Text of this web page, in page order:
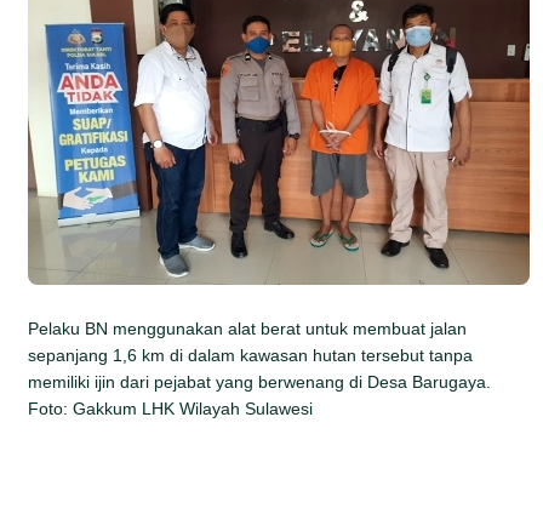
Pelaku BN menggunakan alat berat untuk membuat jalan
sepanjang 1,6 km di dalam kawasan hutan tersebut tanpa
memiliki ijin dari pejabat yang berwenang di Desa Barugaya.
Foto: Gakkum LHK Wilayah Sulawesi